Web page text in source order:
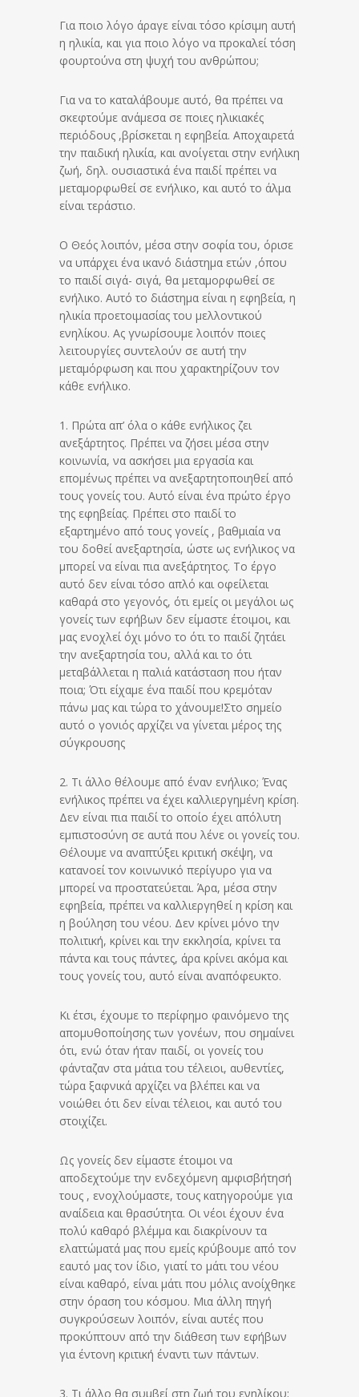
Για ποιο λόγο άραγε είναι τόσο κρίσιμη αυτή
η ηλικία, και για ποιο λόγο να προκαλεί τόση
φουρτούνα στη ψυχή του ανθρώπου;
Για να το καταλάβουμε αυτό, θα πρέπει να
σκεφτούμε ανάμεσα σε ποιες ηλικιακές
περιόδους ,βρίσκεται η εφηβεία. Αποχαιρετά
την παιδική ηλικία, και ανοίγεται στην ενήλικη
ζωή, δηλ. ουσιαστικά ένα παιδί πρέπει να
μεταμορφωθεί σε ενήλικο, και αυτό το άλμα
είναι τεράστιο.
Ο Θεός λοιπόν, μέσα στην σοφία του, όρισε
να υπάρχει ένα ικανό διάστημα ετών ,όπου
το παιδί σιγά- σιγά, θα μεταμορφωθεί σε
ενήλικο. Αυτό το διάστημα είναι η εφηβεία, η
ηλικία προετοιμασίας του μελλοντικού
ενηλίκου. Ας γνωρίσουμε λοιπόν ποιες
λειτουργίες συντελούν σε αυτή την
μεταμόρφωση και που χαρακτηρίζουν τον
κάθε ενήλικο.
1. Πρώτα απ’ όλα ο κάθε ενήλικος ζει
ανεξάρτητος. Πρέπει να ζήσει μέσα στην
κοινωνία, να ασκήσει μια εργασία και
επομένως πρέπει να ανεξαρτητοποιηθεί από
τους γονείς του. Αυτό είναι ένα πρώτο έργο
της εφηβείας. Πρέπει στο παιδί το
εξαρτημένο από τους γονείς , βαθμιαία να
του δοθεί ανεξαρτησία, ώστε ως ενήλικος να
μπορεί να είναι πια ανεξάρτητος. Το έργο
αυτό δεν είναι τόσο απλό και οφείλεται
καθαρά στο γεγονός, ότι εμείς οι μεγάλοι ως
γονείς των εφήβων δεν είμαστε έτοιμοι, και
μας ενοχλεί όχι μόνο το ότι το παιδί ζητάει
την ανεξαρτησία του, αλλά και το ότι
μεταβάλλεται η παλιά κατάσταση που ήταν
ποια; Ότι είχαμε ένα παιδί που κρεμόταν
πάνω μας και τώρα το χάνουμε!Στο σημείο
αυτό ο γονιός αρχίζει να γίνεται μέρος της
σύγκρουσης
2. Τι άλλο θέλουμε από έναν ενήλικο; Ένας
ενήλικος πρέπει να έχει καλλιεργημένη κρίση.
Δεν είναι πια παιδί το οποίο έχει απόλυτη
εμπιστοσύνη σε αυτά που λένε οι γονείς του.
Θέλουμε να αναπτύξει κριτική σκέψη, να
κατανοεί τον κοινωνικό περίγυρο για να
μπορεί να προστατεύεται. Άρα, μέσα στην
εφηβεία, πρέπει να καλλιεργηθεί η κρίση και
η βούληση του νέου. Δεν κρίνει μόνο την
πολιτική, κρίνει και την εκκλησία, κρίνει τα
πάντα και τους πάντες, άρα κρίνει ακόμα και
τους γονείς του, αυτό είναι αναπόφευκτο.
Κι έτσι, έχουμε το περίφημο φαινόμενο της
απομυθοποίησης των γονέων, που σημαίνει
ότι, ενώ όταν ήταν παιδί, οι γονείς του
φάνταζαν στα μάτια του τέλειοι, αυθεντίες,
τώρα ξαφνικά αρχίζει να βλέπει και να
νοιώθει ότι δεν είναι τέλειοι, και αυτό του
στοιχίζει.
Ως γονείς δεν είμαστε έτοιμοι να
αποδεχτούμε την ενδεχόμενη αμφισβήτησή
τους , ενοχλούμαστε, τους κατηγορούμε για
αναίδεια και θρασύτητα. Οι νέοι έχουν ένα
πολύ καθαρό βλέμμα και διακρίνουν τα
ελαττώματά μας που εμείς κρύβουμε από τον
εαυτό μας τον ίδιο, γιατί το μάτι του νέου
είναι καθαρό, είναι μάτι που μόλις ανοίχθηκε
στην όραση του κόσμου. Μια άλλη πηγή
συγκρούσεων λοιπόν, είναι αυτές που
προκύπτουν από την διάθεση των εφήβων
για έντονη κριτική έναντι των πάντων.
3. Τι άλλο θα συμβεί στη ζωή του ενηλίκου;